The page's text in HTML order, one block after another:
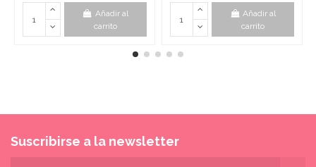
Añadir al
carrito
Añadir al
carrito
Suscribirse a la newsletter